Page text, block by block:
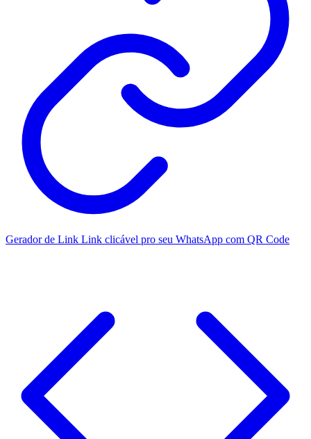
Gerador de Link Link clicável pro seu WhatsApp com QR Code